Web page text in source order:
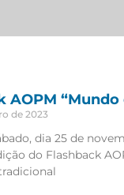
AOPM “Mundo
de 2023
dia 25 de
do Flashback